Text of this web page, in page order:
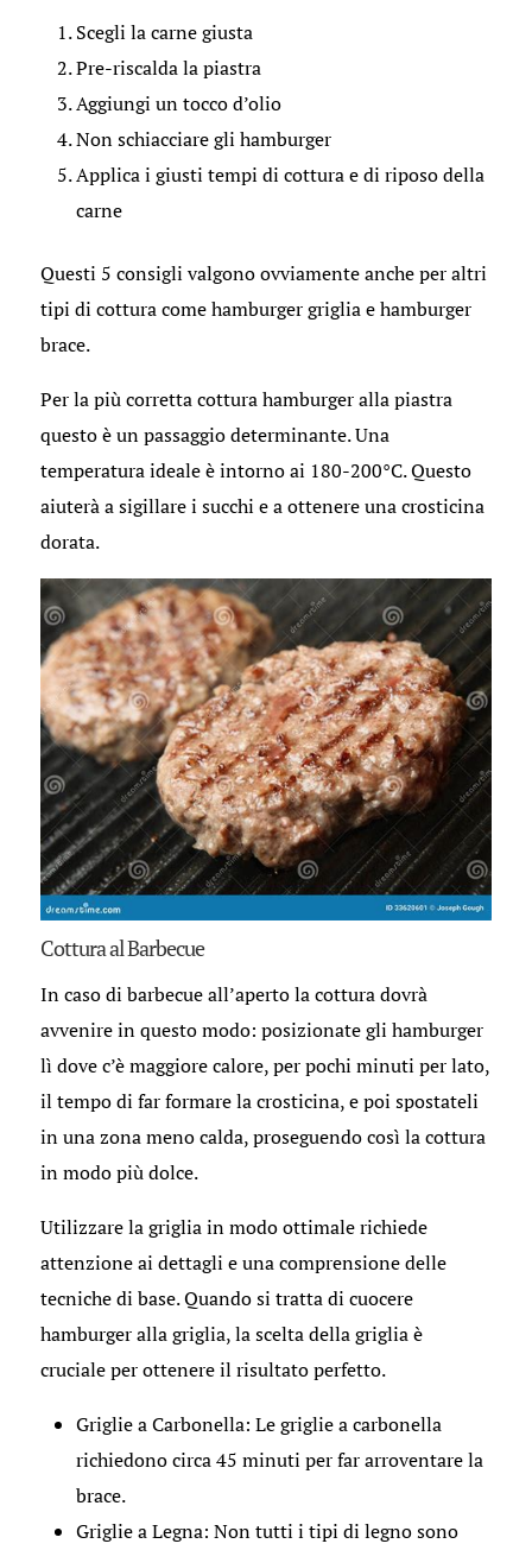
Scegli la carne giusta
Pre-riscalda la piastra
Aggiungi un tocco d’olio
Non schiacciare gli hamburger
Applica i giusti tempi di cottura e di riposo della
carne
Questi 5 consigli valgono ovviamente anche per altri
tipi di cottura come hamburger griglia e hamburger
brace.
Per la più corretta cottura hamburger alla piastra
questo è un passaggio determinante. Una
temperatura ideale è intorno ai 180-200°C. Questo
aiuterà a sigillare i succhi e a ottenere una crosticina
dorata.
Cottura al Barbecue
In caso di barbecue all’aperto la cottura dovrà
avvenire in questo modo: posizionate gli hamburger
lì dove c’è maggiore calore, per pochi minuti per lato,
il tempo di far formare la crosticina, e poi spostateli
in una zona meno calda, proseguendo così la cottura
in modo più dolce.
Utilizzare la griglia in modo ottimale richiede
attenzione ai dettagli e una comprensione delle
tecniche di base. Quando si tratta di cuocere
hamburger alla griglia, la scelta della griglia è
cruciale per ottenere il risultato perfetto.
Griglie a Carbonella: Le griglie a carbonella
richiedono circa 45 minuti per far arroventare la
brace.
Griglie a Legna: Non tutti i tipi di legno sono